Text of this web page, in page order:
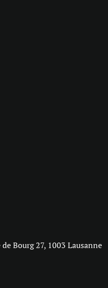
Bourg 27, 1003 Lausanne